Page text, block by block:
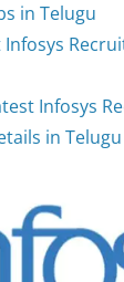
in Telugu
Infosys
Infosys
in Telugu